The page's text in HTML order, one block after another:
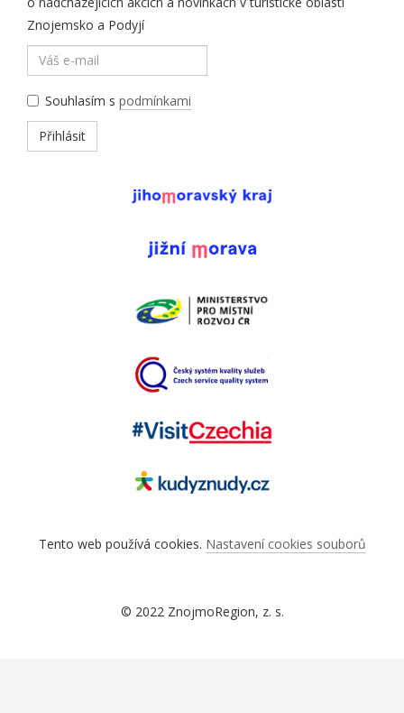
Znojemsko a Podyjí
Souhlasím s podmínkami
Přihlásit
Tento web používá cookies. Nastavení cookies souborů
© 2022 ZnojmoRegion, z. s.